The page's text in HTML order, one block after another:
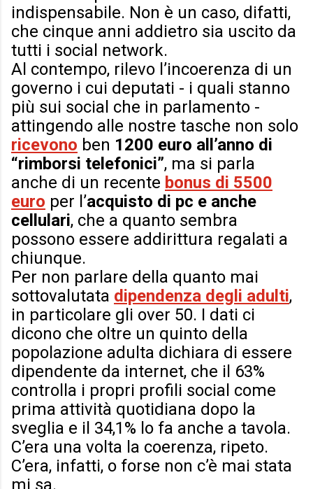
indispensabile. Non è un caso, difatti,
che cinque anni addietro sia uscito da
tutti i social network.
Al contempo, rilevo l’incoerenza di un
governo i cui deputati - i quali stanno
più sui social che in parlamento -
attingendo alle nostre tasche non solo
ricevono ben 1200 euro all’anno di
“rimborsi telefonici”, ma si parla
anche di un recente bonus di 5500
euro per l’acquisto di pc e anche
cellulari, che a quanto sembra
possono essere addirittura regalati a
chiunque.
Per non parlare della quanto mai
sottovalutata dipendenza degli adulti,
in particolare gli over 50. I dati ci
dicono che oltre un quinto della
popolazione adulta dichiara di essere
dipendente da internet, che il 63%
controlla i propri profili social come
prima attività quotidiana dopo la
sveglia e il 34,1% lo fa anche a tavola.
C’era una volta la coerenza, ripeto.
C’era, infatti, o forse non c’è mai stata